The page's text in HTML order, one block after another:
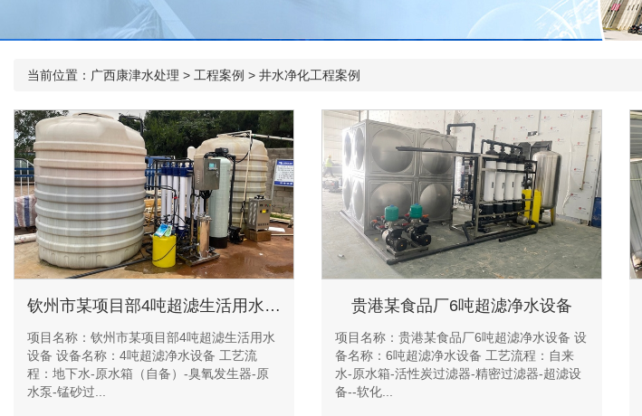
当前位置： 广西康津水处理 > 工程案例 > 井水净化工程案例
钦州市某项目部4吨超滤生活用水设备
项目名称：钦州市某项目部4吨超滤生活用水
设备 设备名称：4吨超滤净水设备 工艺流
程：地下水-原水箱（自备）-臭氧发生器-原
水泵-锰砂过...
贵港某食品厂6吨超滤净水设备
项目名称：贵港某食品厂6吨超滤净水设备 设
备名称：6吨超滤净水设备 工艺流程：自来
水-原水箱-活性炭过滤器-精密过滤器-超滤设
备--软化...